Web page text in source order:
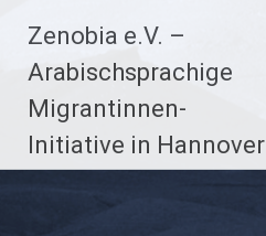
Inhalt
springen
Zenobia e.V. –
Arabischsprachige
Migrantinnen-
Initiative in Hannover